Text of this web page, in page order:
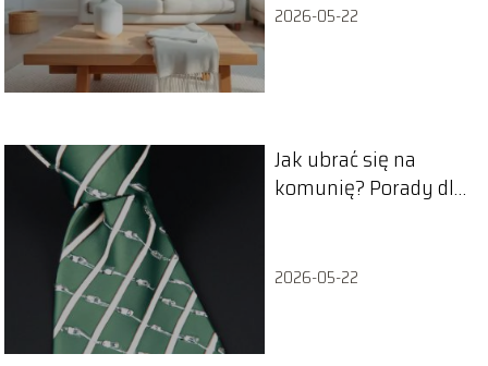
2026-05-22
Jak ubrać się na
komunię? Porady dla
2026-05-22